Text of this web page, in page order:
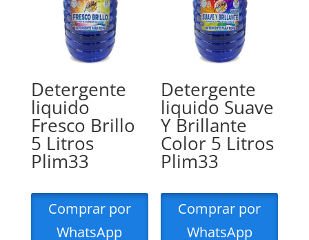
Detergente
liquido
Fresco Brillo
5 Litros
Plim33
Comprar por
WhatsApp
Detergente
liquido Suave
Y Brillante
Color 5 Litros
Plim33
Comprar por
WhatsApp